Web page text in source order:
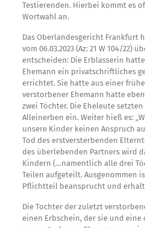
Testierenden. Hierbei kommt es
Wortwahl an.
Das Oberlandesgericht Frankfurt
vom 06.03.2023 (Az: 21 W 104/22)
entscheiden: Die Erblasserin
Ehemann ein privatschriftliches
errichtet. Sie hatte aus einer
verstorbener Ehemann hatte
zwei Töchter. Die Eheleute
Alleinerben ein. Weiter hieß es:
unsere Kinder keinen Anspruch
Tod des erstversterbenden
des überlebenden Partners wird
Kindern (…namentlich alle drei
Teilen aufgeteilt. Ausgenommen
Pflichtteil beansprucht und
Die Tochter der zuletzt
einen Erbschein, der sie und eine